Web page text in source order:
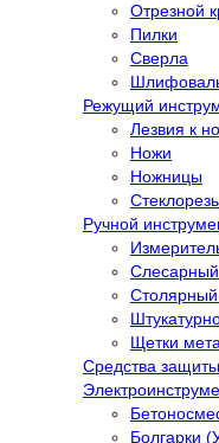
Отрезной
Пилки
Сверла
Режущий
Лезвия к
Ножи
Ножницы
Ручной
Щетки
Средства защиты
Болгарки